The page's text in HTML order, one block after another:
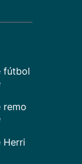
fútbol
remo
Herri